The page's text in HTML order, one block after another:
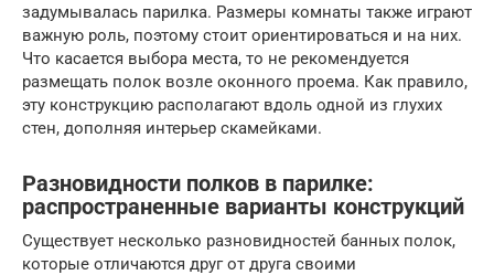
задумывалась парилка. Размеры комнаты также играют
важную роль, поэтому стоит ориентироваться и на них.
Что касается выбора места, то не рекомендуется
размещать полок возле оконного проема. Как правило,
эту конструкцию располагают вдоль одной из глухих
стен, дополняя интерьер скамейками.
Разновидности полков в парилке:
распространенные варианты конструкций
Существует несколько разновидностей банных полок,
которые отличаются друг от друга своими